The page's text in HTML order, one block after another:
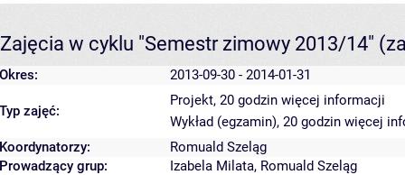
Zajęcia w cyklu "Semestr zimowy 2013/14"
Okres: 2013-09-30 - 2014-01-31
Typ zajęć:
Projekt, 20 godzin więcej informacji
Wykład (egzamin), 20 godzin więcej
Koordynatorzy:
Romuald Szeląg
Prowadzący grup:
Izabela Milata, Romuald Szeląg